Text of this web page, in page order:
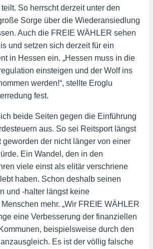
So herrscht derzeit unter den
Sorge über die Wiederansiedlung
Auch die FREIE WÄHLER sehen
und setzen sich derzeit für ein
in Hessen ein. „Hessen muss in die
einsteigen und der Wolf ins
werden!“, stellte Eroglu
fest.
beide Seiten gegen die Einführung
aus. So sei Reitsport längst
geworden der nicht länger von einer
Ein Wandel, den in den
viele einst als elitär verschriene
haben. Schon deshalb seinen
und -halter längst keine
mehr. „Wir FREIE WÄHLER
eine Verbesserung der finanziellen
beispielsweise durch den
Es ist der völlig falsche